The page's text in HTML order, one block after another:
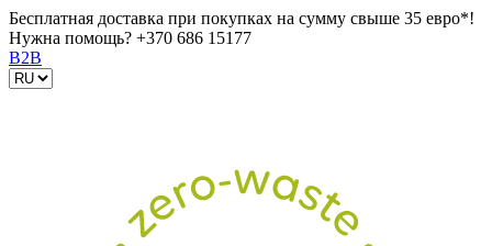
Бесплатная доставка при покупках на сумму свыше 35 евро*!
Нужна помощь? +370 686 15177
B2B